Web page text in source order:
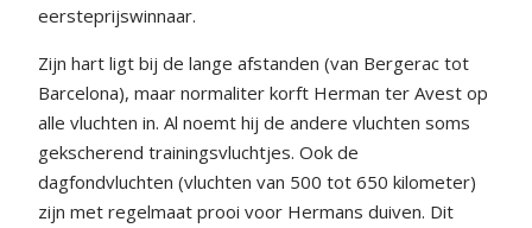
eersteprijswinnaar.
Zijn hart ligt bij de lange afstanden (van Bergerac tot
Barcelona), maar normaliter korft Herman ter Avest op
alle vluchten in. Al noemt hij de andere vluchten soms
gekscherend trainingsvluchtjes. Ook de
dagfondvluchten (vluchten van 500 tot 650 kilometer)
zijn met regelmaat prooi voor Hermans duiven. Dit